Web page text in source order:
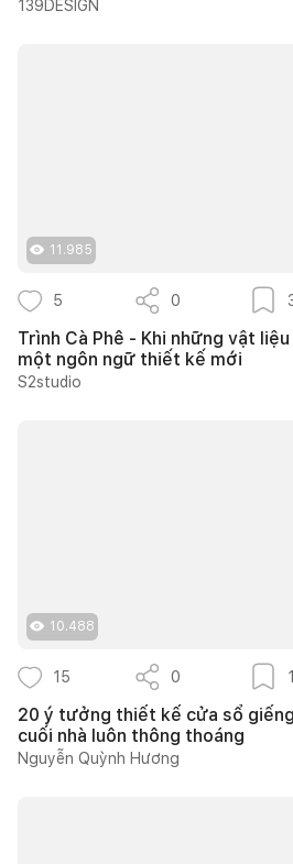
139DESIGN
11.985
5 0
Trình Cà Phê - Khi những vật
một ngôn ngữ thiết kế mới
S2studio
10.488
15 0
20 ý tưởng thiết kế cửa sổ
cuối nhà luôn thông thoáng
Nguyễn Quỳnh Hương